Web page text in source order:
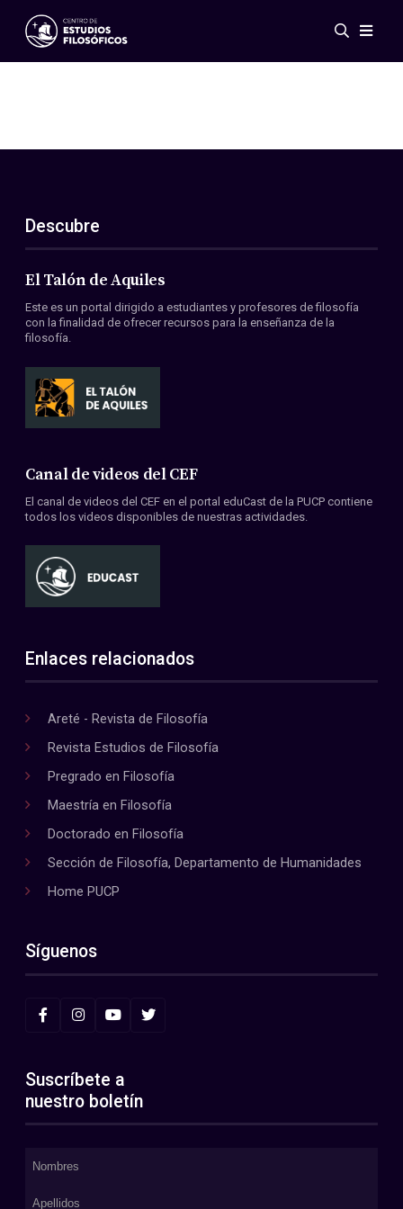
Eventos
ES
EN
Acerca de nosotros
Miembros
Convenios
Descubre
El Talón de Aquiles
Este es un portal dirigido a estudiantes y profesores de filosofía
con la finalidad de ofrecer recursos para la enseñanza de la
filosofía.
Canal de videos del CEF
El canal de videos del CEF en el portal eduCast de la PUCP contiene
todos los videos disponibles de nuestras actividades.
Enlaces relacionados
Areté - Revista de Filosofía
Revista Estudios de Filosofía
Pregrado en Filosofía
Maestría en Filosofía
Doctorado en Filosofía
Sección de Filosofía, Departamento de Humanidades
Home PUCP
Síguenos
Suscríbete a
nuestro boletín